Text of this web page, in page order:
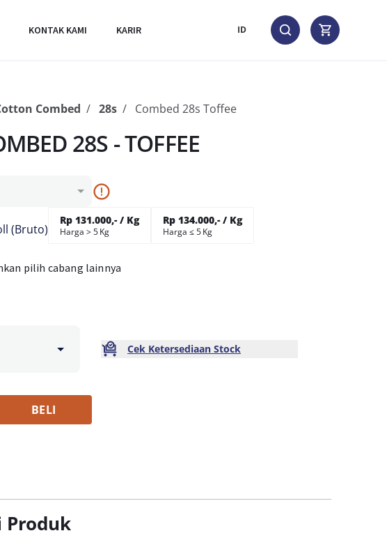
KONTAK KAMI KARIR ID
Combed 28s Combed 28s Toffee
28S - TOFFEE
(Bruto)
Rp 131.000,- / Kg
Harga > 5 Kg
Rp 134.000,- / Kg
Harga ≤ 5 Kg
pilih cabang lainnya
Cek Ketersediaan Stock
BELI
Produk